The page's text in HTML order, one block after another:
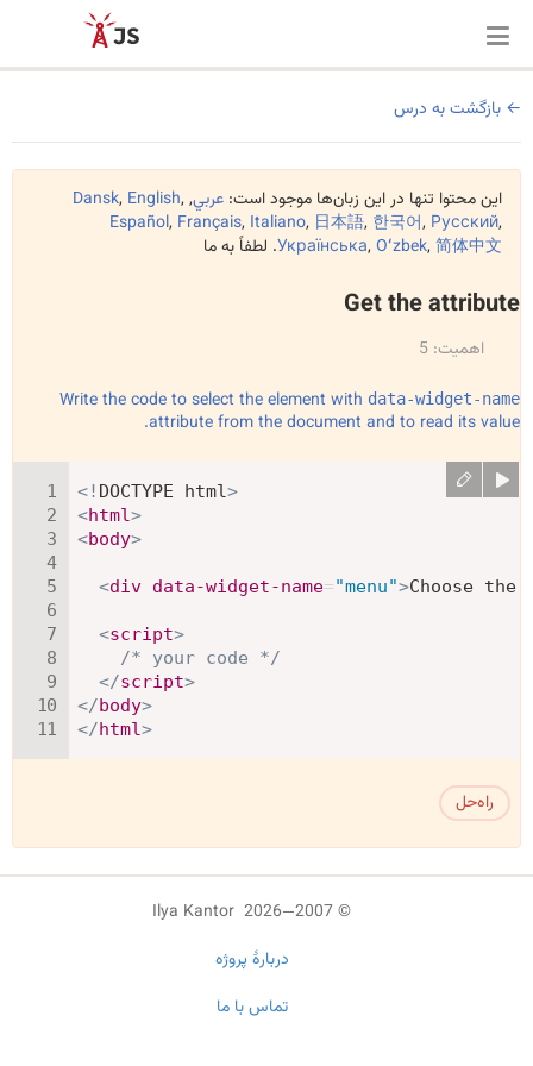
بازگشت به درس
این محتوا تنها در این زبان‌ها موجود است: عربي,
Dansk, English,
Español, Français, Italiano, 日本語, 한국어, Русский,
Українська, Oʻzbek, 简体中文 . لطفاً به ما
Get the attribute
اهمیت: 5
Write the code to select the element with data-widget-name
attribute from the document and to read its value.
<! DOCTYPE html>
<html>
<body>
<div data-widget-name="menu">Choose the
<script>
/* your code */
</script>
</body>
</html>
راه‌حل
© 2007—2026 Ilya Kantor
دربارهٔ پروژه
تماس با ما